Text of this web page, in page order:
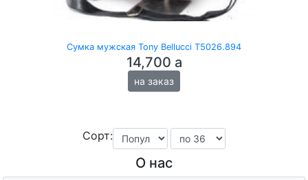
Сумка мужская Tony Bellucci T5026.894
14,700 a
на заказ
Сорт:
О нас